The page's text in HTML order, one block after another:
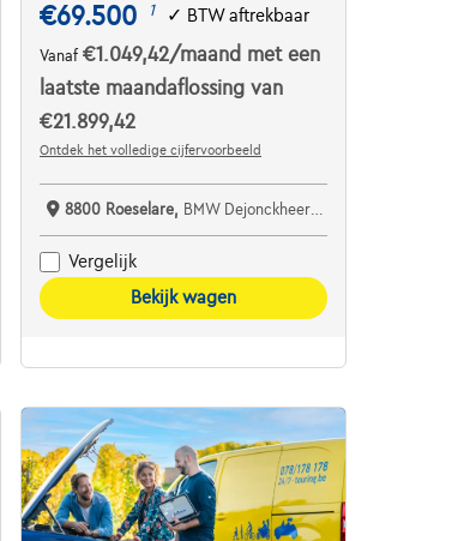
€69.500 1 ✓ BTW aftrekbaar
Vanaf€1.049,42/maand met een
laatste maandaflossing van
€21.899,42
Ontdek het volledige cijfervoorbeeld
8800 Roeselare, BMW Dejonckheere Roeselare
Vergelijk
Bekijk wagen